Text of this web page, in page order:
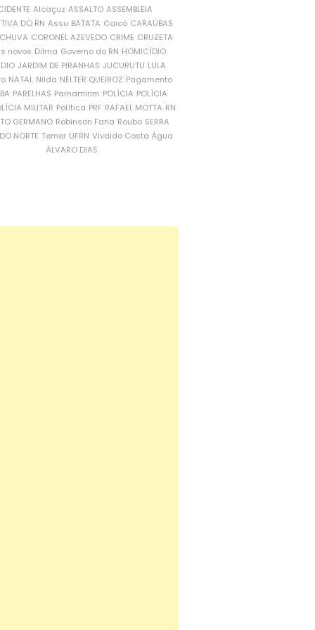
Alcaçuz ASSALTO ASSEMBLEIA
DO RN Assu BATATA Caicó CARAÚBAS
CORONEL AZEVEDO CRIME CRUZETA
novos Dilma Governo do RN HOMICÍDIO
JARDIM DE PIRANHAS JUCURUTU LULA
NATAL Nilda NÉLTER QUEIROZ Pagamento
PARELHAS Parnamirim POLÍCIA POLÍCIA
MILITAR Política PRF RAFAEL MOTTA RN
GERMANO Robinson Faria Roubo SERRA
NORTE Temer UFRN Vivaldo Costa Água
ÁLVARO DIAS